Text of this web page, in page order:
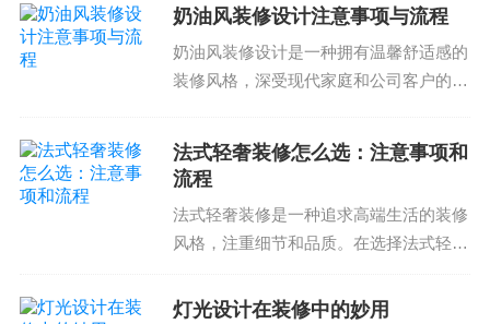
的需求的理解。选择公司材料选择合理、有耐用性
的公司可以确保您的客厅装修材料质量好。
预算控制是指您用于装修的预算。选择合适的预算
控制需要考虑您的预算和需求。以下是您需要注意
是否有考虑到您的预算和需求
案、材料和施工工人是关键。下面我们来
看老人房装修设计注意事...
奶油风装修设计注意事项与流程
奶油风装修设计是一种拥有温馨舒适感的
装修风格，深受现代家庭和公司客户的喜
计师经验不足或施工队伍不专业导致的质
量问题。奶油风装修设...
法式轻奢装修怎么选：注意事项和
流程
法式轻奢装修是一种追求高端生活的装修
风格，注重细节和品质。在选择法式轻奢
合的装修公司选择适合的装修公司是法式
灯光设计在装修中的妙用